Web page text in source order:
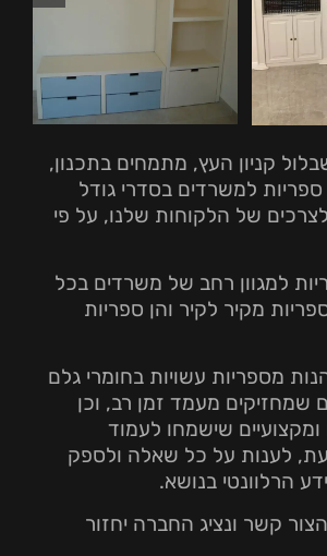
קניון העץ, מתמחים בתכנון,
ספריות למשרדים בסדרי גודל
של הלקוחות שלנו, על פי
למגוון רחב של משרדים בכל
מקיר לקיר והן ספריות
מספריות עשויות בחומרי גלם
שמחזיקים מעמד זמן רב, וכן
ומקצועיים שישמחו לעמוד
לענות על כל שאלה ולספק
הרלוונטי בנושא.
קשר ונציג החברה יחזור